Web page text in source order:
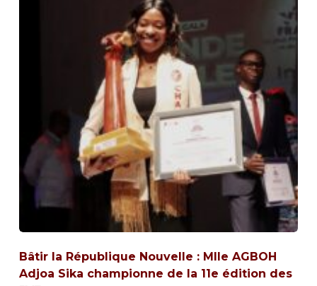
Bâtir la République Nouvelle : Mlle AGBOH
Adjoa Sika championne de la 11e édition des